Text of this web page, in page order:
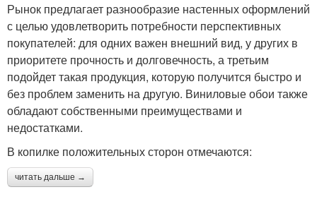
Рынок предлагает разнообразие настенных оформлений
с целью удовлетворить потребности перспективных
покупателей: для одних важен внешний вид, у других в
приоритете прочность и долговечность, а третьим
подойдет такая продукция, которую получится быстро и
без проблем заменить на другую. Виниловые обои также
обладают собственными преимуществами и
недостатками.
В копилке положительных сторон отмечаются:
читать дальше →